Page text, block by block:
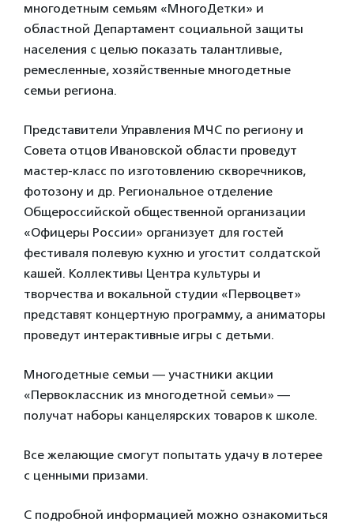
многодетным семьям «МногоДетки» и
областной Департамент социальной защиты
населения с целью показать талантливые,
ремесленные, хозяйственные многодетные
семьи региона.
Представители Управления МЧС по региону и
Совета отцов Ивановской области проведут
мастер-класс по изготовлению скворечников,
фотозону и др. Региональное отделение
Общероссийской общественной организации
«Офицеры России» организует для гостей
фестиваля полевую кухню и угостит солдатской
кашей. Коллективы Центра культуры и
творчества и вокальной студии «Первоцвет»
представят концертную программу, а аниматоры
проведут интерактивные игры с детьми.
Многодетные семьи — участники акции
«Первоклассник из многодетной семьи» —
получат наборы канцелярских товаров к школе.
Все желающие смогут попытать удачу в лотерее
с ценными призами.
С подробной информацией можно ознакомиться